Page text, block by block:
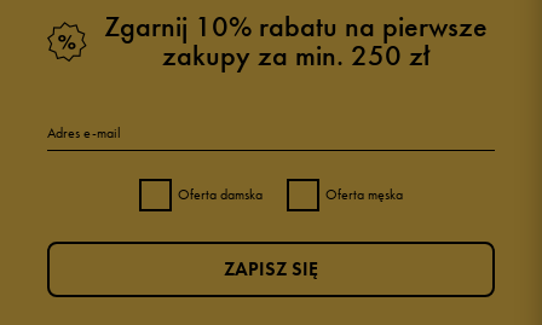
Zgarnij 10% rabatu na pierwsze
zakupy za min. 250 zł
Adres e-mail
Oferta damska Oferta męska
ZAPISZ SIĘ